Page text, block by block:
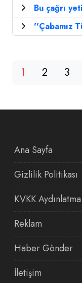
Bu çağrı
''Çabamız
1 2 3
Ana Sayfa
Gizlilik Politikası
KVKK
Reklam
Haber Gönder
İletişim